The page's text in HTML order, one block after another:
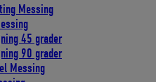
Messing
45 grader
90 grader
Messing